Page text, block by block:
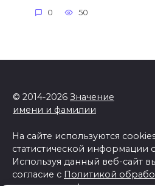
0 50
© 2014-2026 Значение
имени и фамилии
На сайте используются
статистической информации
Используя данный веб-сайт
согласие с Политикой